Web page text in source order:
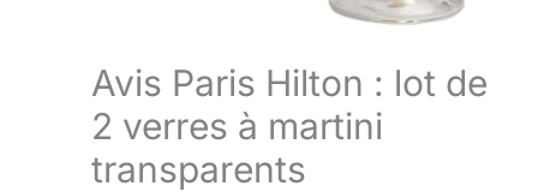
Avis Paris Hilton : lot de
2 verres à martini
transparents